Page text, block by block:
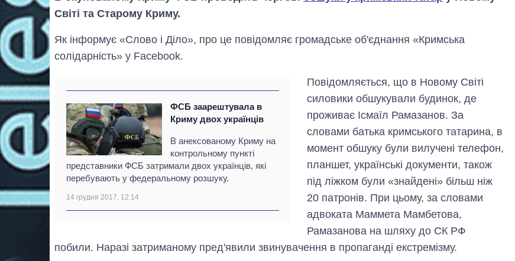
Світі та Старому Криму.
Як інформує «Слово і Діло», про це повідомляє громадське об'єднання «Кримська
солідарність» у Facebook.
ФСБ заарештувала в
Криму двох українців
В анексованому Криму на
контрольному пункті
представники ФСБ затримали двох українців, які
перебувають у федеральному розшуку.
14 грудня 2017, 12:14
Повідомляється, що в Новому Світі
силовики обшукували будинок, де
проживає Ісмаїл Рамазанов. За
словами батька кримського татарина, в
момент обшуку були вилучені телефон,
планшет, українські документи, також
під ліжком були «знайдені» більш ніж
20 патронів. При цьому, за словами
адвоката Маммета Мамбетова,
Рамазанова на шляху до СК РФ
побили. Наразі затриманому пред'явили звинувачення в пропаганді екстремізму.
Скільки картоплі
вирощували в
Україні до і під час
великої війни